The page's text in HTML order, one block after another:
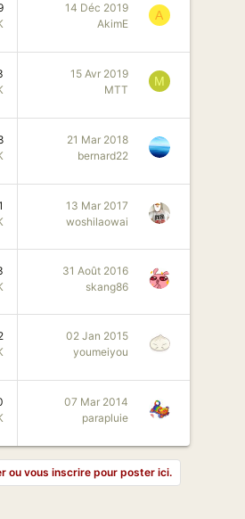
14 Déc 2019
AkimE
A
15 Avr 2019
MTT
M
21 Mar 2018
bernard22
13 Mar 2017
woshilaowai
31 Août 2016
skang86
02 Jan 2015
youmeiyou
07 Mar 2014
parapluie
ou vous inscrire pour poster ici.